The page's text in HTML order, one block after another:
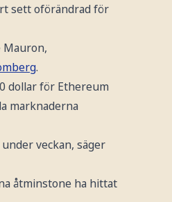
sett oförändrad för
Mauron,
.
dollar för Ethereum
marknaderna
veckan, säger
åtminstone ha hittat